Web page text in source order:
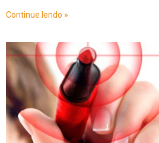
Continue lendo »